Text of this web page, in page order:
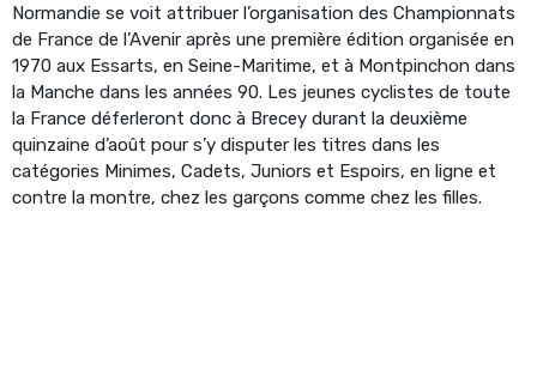
Normandie se voit attribuer l’organisation des Championnats
de France de l’Avenir après une première édition organisée en
1970 aux Essarts, en Seine-Maritime, et à Montpinchon dans
la Manche dans les années 90. Les jeunes cyclistes de toute
la France déferleront donc à Brecey durant la deuxième
quinzaine d’août pour s’y disputer les titres dans les
catégories Minimes, Cadets, Juniors et Espoirs, en ligne et
contre la montre, chez les garçons comme chez les filles.